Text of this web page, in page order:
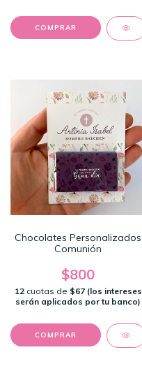
COMPRAR
Chocolates Personalizados
Comunión
$800
12 cuotas de $67 (los intereses
serán aplicados por tu banco)
COMPRAR